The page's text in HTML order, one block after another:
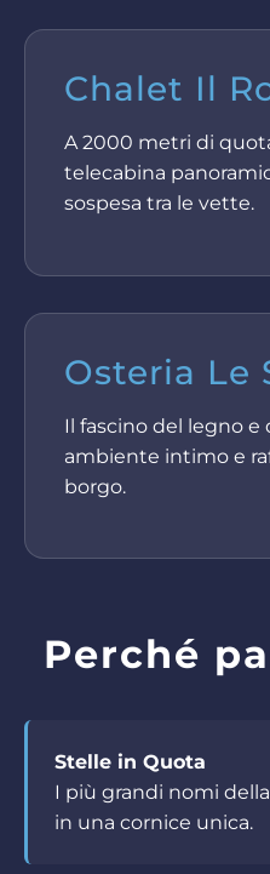
Chalet Il
A 2000 metri di
telecabina
sospesa tra le vette.
Osteria Le
Il fascino del legno e
ambiente intimo e
borgo.
Perché
Stelle in Quota
I più grandi nomi
in una cornice unica.